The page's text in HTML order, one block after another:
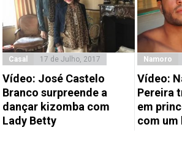
Casal 17 de Julho, 2017
Vídeo: José Castelo
Branco surpreende a
dançar kizomba com
Lady Betty
Namoro
Vídeo:
Pereira
em
com um